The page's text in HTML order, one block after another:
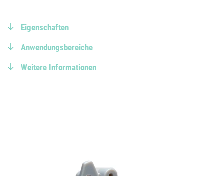
Eigenschaften
Anwendungsbereiche
Weitere Informationen